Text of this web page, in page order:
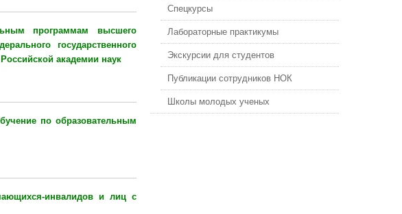
программам высшего
государственного
академии наук
по образовательным
инвалидов и лиц с
Спецкурсы
Лабораторные практикумы
Экскурсии для студентов
Публикации сотрудников НОК
Школы молодых ученых